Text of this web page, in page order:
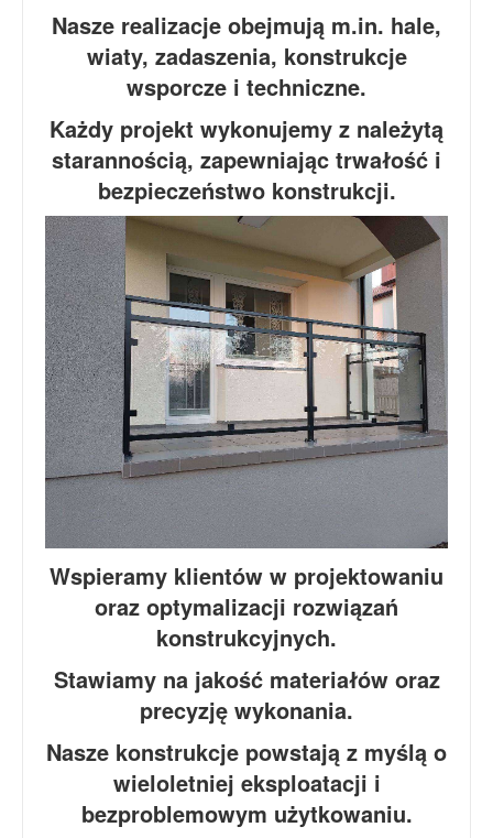
Nasze realizacje obejmują m.in. hale,
wiaty, zadaszenia, konstrukcje
wsporcze i techniczne.
Każdy projekt wykonujemy z należytą
starannością, zapewniając trwałość i
bezpieczeństwo konstrukcji.
Wspieramy klientów w projektowaniu
oraz optymalizacji rozwiązań
konstrukcyjnych.
Stawiamy na jakość materiałów oraz
precyzję wykonania.
Nasze konstrukcje powstają z myślą o
wieloletniej eksploatacji i
bezproblemowym użytkowaniu.